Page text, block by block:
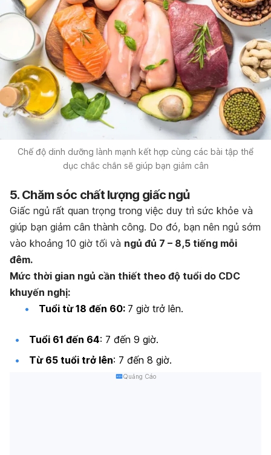
Chế độ dinh dưỡng lành mạnh kết hợp cùng các bài tập thể
dục chắc chắn sẽ giúp bạn giảm cân
5. Chăm sóc chất lượng giấc ngủ
Giấc ngủ rất quan trọng trong việc duy trì sức khỏe và
giúp bạn giảm cân thành công. Do đó, bạn nên ngủ sớm
vào khoảng 10 giờ tối và ngủ đủ 7 – 8,5 tiếng mỗi
đêm.
Mức thời gian ngủ cần thiết theo độ tuổi do CDC
khuyến nghị:
​Tuổi từ 18 đến 60:​ 7 giờ trở lên.
​Tuổi 61 đến 64:​ 7 đến 9 giờ.
​Từ 65 tuổi trở lên:​ 7 đến 8 giờ.
Quảng Cáo